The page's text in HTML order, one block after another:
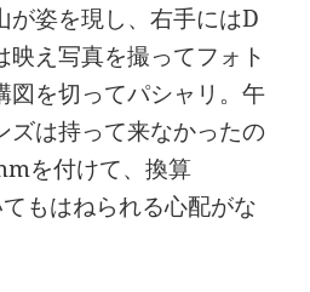
が姿を現し、右手にはD
え写真を撮ってフォト
図を切ってパシャリ。午
ズは持って来なかったの
を付けて、換算
もはねられる心配がな